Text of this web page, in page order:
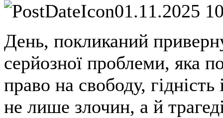
01.11.2025
День, покликаний
серйозної проблеми, яка
право на свободу,
не лише злочин, а й